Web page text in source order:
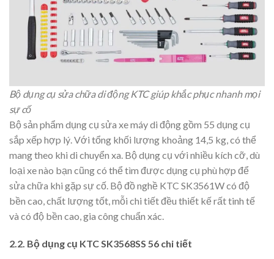
Bộ dụng cụ sửa chữa di động KTC giúp khắc phục nhanh mọi
sự cố
Bộ sản phẩm dụng cụ sửa xe máy di động gồm 55 dụng cụ
sắp xếp hợp lý. Với tổng khối lượng khoảng 14,5 kg, có thể
mang theo khi di chuyển xa. Bộ dụng cụ với nhiều kích cỡ, dù
loại xe nào bạn cũng có thể tìm được dụng cụ phù hợp để
sửa chữa khi gặp sự cố. Bộ đồ nghề KTC SK3561W có độ
bền cao, chất lượng tốt, mỗi chi tiết đều thiết kế rất tinh tế
và có độ bền cao, gia công chuẩn xác.
2.2. Bộ dụng cụ KTC SK3568SS 56 chi tiết